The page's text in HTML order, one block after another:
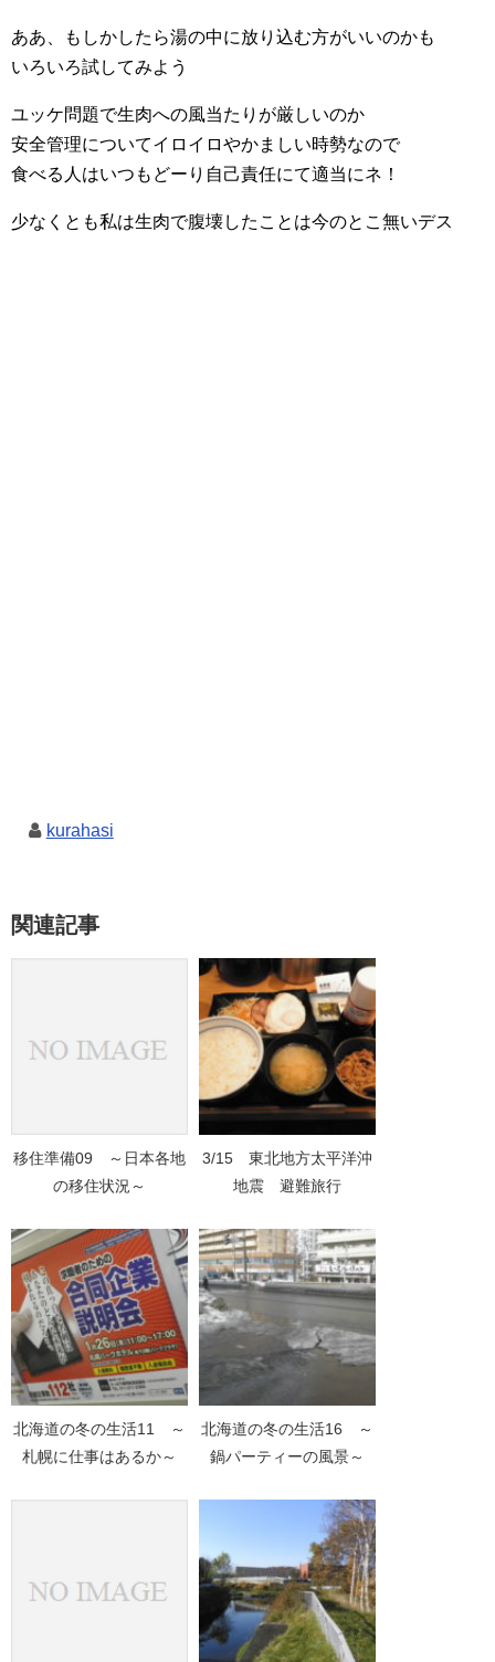
ああ、もしかしたら湯の中に放り込む方がいいのかも
いろいろ試してみよう
ユッケ問題で生肉への風当たりが厳しいのか
安全管理についてイロイロやかましい時勢なので
食べる人はいつもどーり自己責任にて適当にネ！
少なくとも私は生肉で腹壊したことは今のとこ無いデス
kurahasi
関連記事
移住準備09 ～日本各地
の移住状況～
3/15 東北地方太平洋沖
地震 避難旅行
北海道の冬の生活11 ～
札幌に仕事はあるか～
北海道の冬の生活16 ～
鍋パーティーの風景～